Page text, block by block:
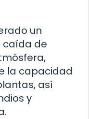
un
caída de
la capacidad
así
y